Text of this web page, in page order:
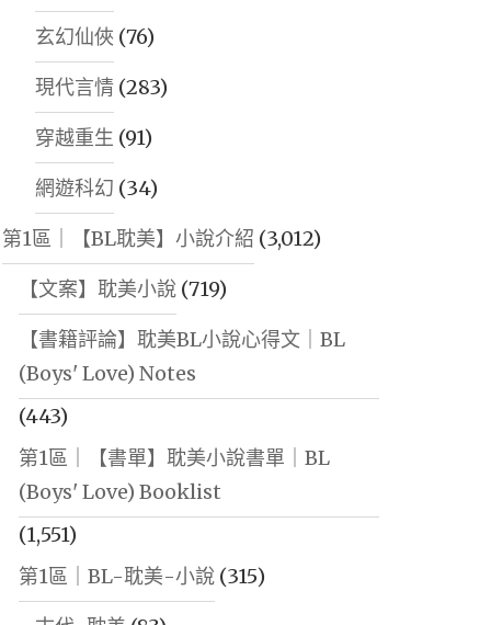
玄幻仙俠 (76)
現代言情(283)
穿越重生 (91)
網遊科幻 (34)
第1區｜【BL耽美】小說介紹 (3,012)
【文案】耽美小說(719)
【書籍評論】耽美BL小說心得文｜BL
(Boys' Love) Notes
(443)
第1區｜【書單】耽美小說書單｜BL
(Boys' Love) Booklist
(1,551)
第1區｜BL-耽美-小說(315)